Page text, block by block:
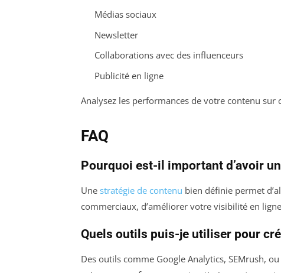
Médias sociaux
Newsletter
Collaborations avec des influenceurs
Publicité en ligne
Analysez les performances de votre contenu
FAQ
Pourquoi est-il important d’avoir
Une stratégie de contenu bien définie permet
commerciaux, d’améliorer votre visibilité en
Quels outils puis-je utiliser pour
Des outils comme Google Analytics, SEMrush,